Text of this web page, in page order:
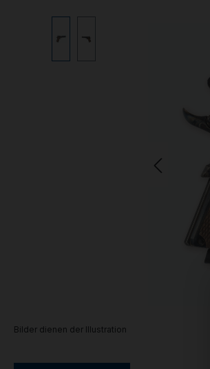
Bilder dienen der Illustration